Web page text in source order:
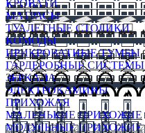
КРОВАТИ
МАТРАСЫ
ТУАЛЕТНЫЕ СТОЛИКИ
КОМОДЫ
ПРИКРОВАТНЫЕ ТУМБЫ
ГАРДЕРОБНЫЕ СИСТЕМЫ
ЗЕРКАЛА
ЭЛЕКТРОКАМИНЫ
ПРИХОЖАЯ
МАЛЕНЬКИЕ ПРИХОЖИЕ
МОДУЛЬНЫЕ ПРИХОЖИЕ